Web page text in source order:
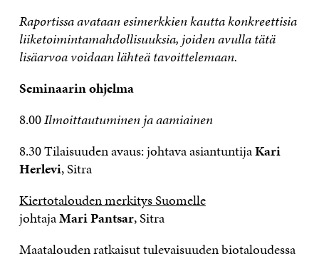
Raportissa avataan esimerkkien kautta konkreettisia
liiketoimintamahdollisuuksia, joiden avulla tätä
lisäarvoa voidaan lähteä tavoittelemaan.
Seminaarin ohjelma
8.00Ilmoittautuminen ja aamiainen
8.30 Tilaisuuden avaus: johtava asiantuntijaKari
Herlevi, Sitra
Kiertotalouden merkitys Suomelle
johtajaMari Pantsar, Sitra
Maatalouden ratkaisut tulevaisuuden biotaloudessa